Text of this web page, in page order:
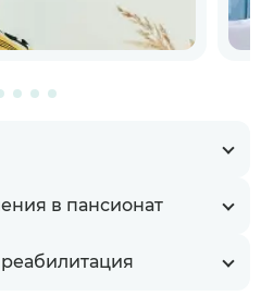
в пансионат